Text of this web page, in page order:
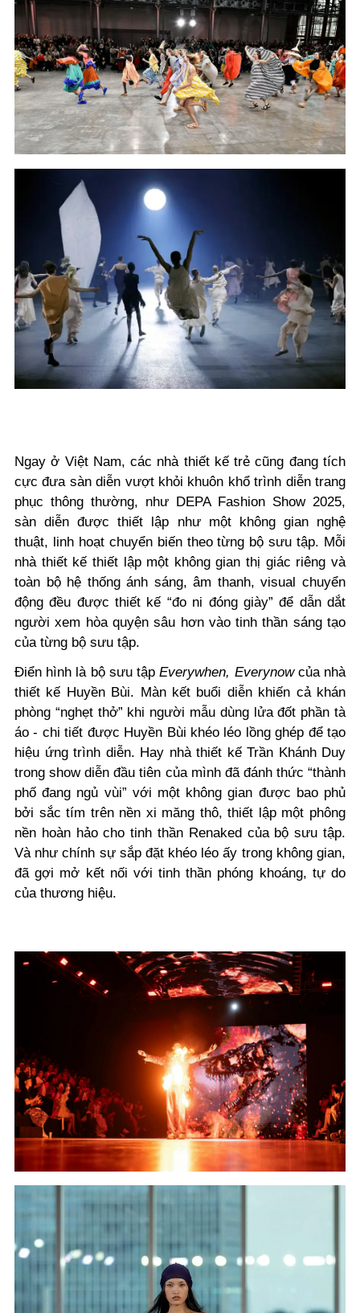
Ngay ở Việt Nam, các nhà thiết kế trẻ cũng đang tích
cực đưa sàn diễn vượt khỏi khuôn khổ trình diễn trang
phục thông thường, như DEPA Fashion Show 2025,
sàn diễn được thiết lập như một không gian nghệ
thuật, linh hoạt chuyển biến theo từng bộ sưu tập. Mỗi
nhà thiết kế thiết lập một không gian thị giác riêng và
toàn bộ hệ thống ánh sáng, âm thanh, visual chuyển
động đều được thiết kế “đo ni đóng giày” để dẫn dắt
người xem hòa quyện sâu hơn vào tinh thần sáng tạo
của từng bộ sưu tập.
Điển hình là bộ sưu tập Everywhen, Everynowcủa nhà
thiết kế Huyền Bùi. Màn kết buổi diễn khiến cả khán
phòng “nghẹt thở” khi người mẫu dùng lửa đốt phần tà
áo - chi tiết được Huyền Bùi khéo léo lồng ghép để tạo
hiệu ứng trình diễn. Hay nhà thiết kế Trần Khánh Duy
trong show diễn đầu tiên của mình đã đánh thức “thành
phố đang ngủ vùi” với một không gian được bao phủ
bởi sắc tím trên nền xi măng thô, thiết lập một phông
nền hoàn hảo cho tinh thần Renaked của bộ sưu tập.
Và như chính sự sắp đặt khéo léo ấy trong không gian,
đã gợi mở kết nối với tinh thần phóng khoáng, tự do
của thương hiệu.